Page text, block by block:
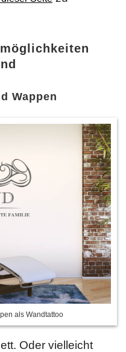
Wappen
als Wandtattoo
Oder vielleicht